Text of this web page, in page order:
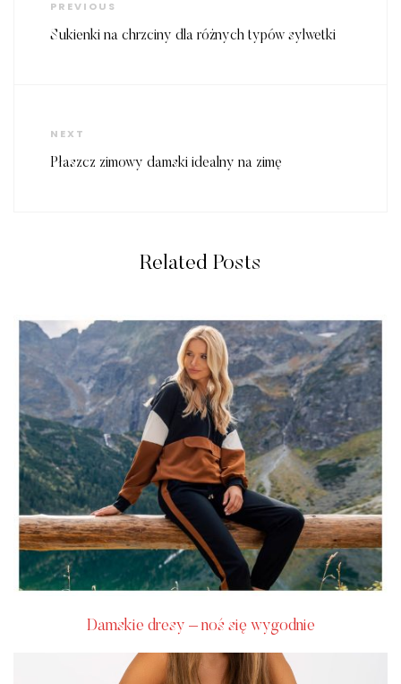
wpisu
Previous
Post
PREVIOUS
Sukienki na chrzciny dla różnych typów sylwetki
Next
Post
NEXT
Płaszcz zimowy damski idealny na zimę
Related Posts
Damskie dresy – noś się wygodnie